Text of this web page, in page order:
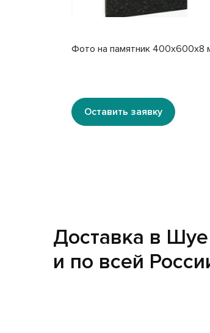
Фото на памятник 400x600x8
Оставить заявку
Доставка в Шуе
и по всей